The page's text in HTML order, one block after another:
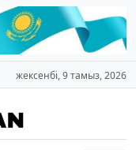
жексенбі, 9 тамыз, 2026